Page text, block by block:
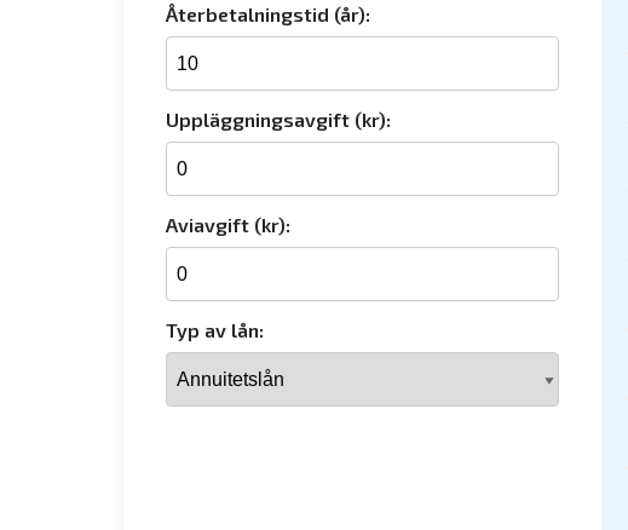
Återbetalningstid (år):
Uppläggningsavgift (kr):
Aviavgift (kr):
Typ av lån: